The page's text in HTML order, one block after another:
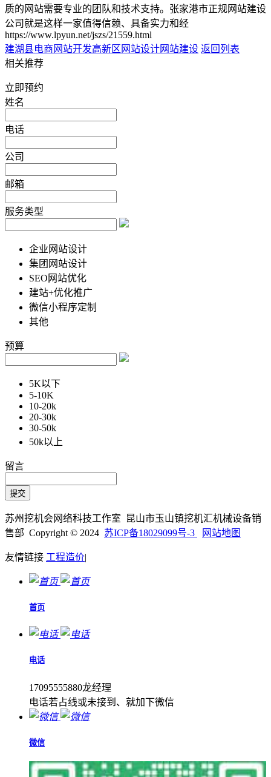
质的网站需要专业的团队和技术支持。张家港市正规网站建设
公司就是这样一家值得信赖、具备实力和经
https://www.lpyun.net/jszs/21559.html
建湖县电商网站开发高新区网站设计网站建设 返回列表
相关推荐
立即预约
姓名
电话
公司
邮箱
服务类型
企业网站设计
集团网站设计
SEO网站优化
建站+优化推广
微信小程序定制
其他
预算
5K以下
5-10K
10-20k
20-30k
30-50k
50k以上
留言
苏州挖机会网络科技工作室 昆山市玉山镇挖机汇机械设备销
售部 Copyright © 2024 苏ICP备18029099号-3 网站地图
友情链接 工程造价|
首页
电话
17095555880龙经理
电话若占线或未接到、就加下微信
微信